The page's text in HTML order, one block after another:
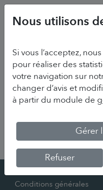
Contact
Conditions générales
Nous utilisons
Si vous l’acceptez,
pour réaliser des
votre navigation sur
changer d’avis et
à partir du module de
Gérer
Refuser